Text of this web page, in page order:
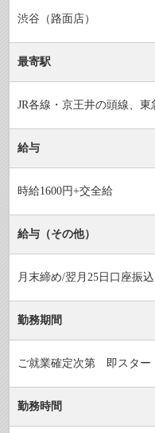
渋谷（路面店）
最寄駅
JR各線・京王井の頭線、
給与
時給1600円+交全給
給与（その他）
月末締め/翌月25日口座振込
勤務期間
ご就業確定次第 即スター
勤務時間